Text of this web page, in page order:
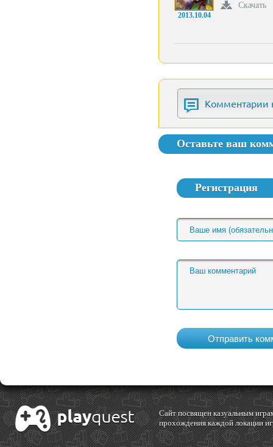
2013.10.04
Скачать
Комментарии
Оставьте ваш
Регистрация
Cайт посвящен казуальным
прохождения каждой локации